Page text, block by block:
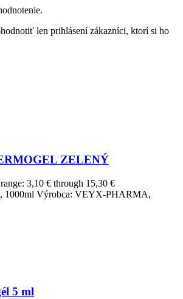
len prihlásení zákazníci, ktorí si ho
ZELENÝ
3,10 € through 15,30 €
1000ml Výrobca: VEYX-PHARMA,
5 ml